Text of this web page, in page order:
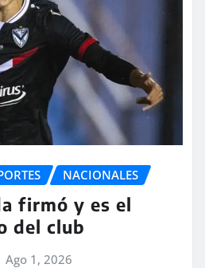
NACIONALES
firmó y es el
del club
Ago 1, 2026